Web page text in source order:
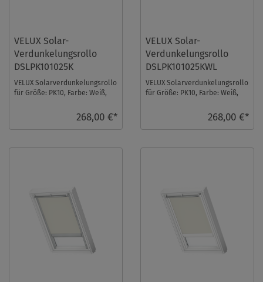
VELUX Solar-
Verdunkelungsrollo
DSLPK101025K
VELUX Solarverdunkelungsrollo
für Größe: PK10, Farbe: Weiß,
268,00 €*
VELUX Solar-
Verdunkelungsrollo
DSLPK101025KWL
VELUX Solarverdunkelungsrollo
für Größe: PK10, Farbe: Weiß,
268,00 €*